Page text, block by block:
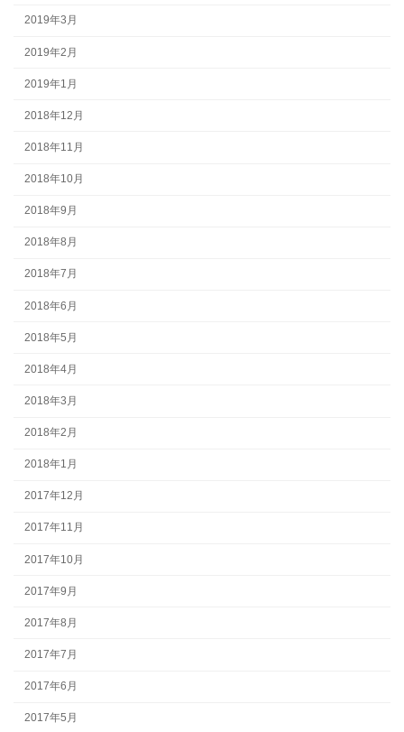
2019年3月
2019年2月
2019年1月
2018年12月
2018年11月
2018年10月
2018年9月
2018年8月
2018年7月
2018年6月
2018年5月
2018年4月
2018年3月
2018年2月
2018年1月
2017年12月
2017年11月
2017年10月
2017年9月
2017年8月
2017年7月
2017年6月
2017年5月